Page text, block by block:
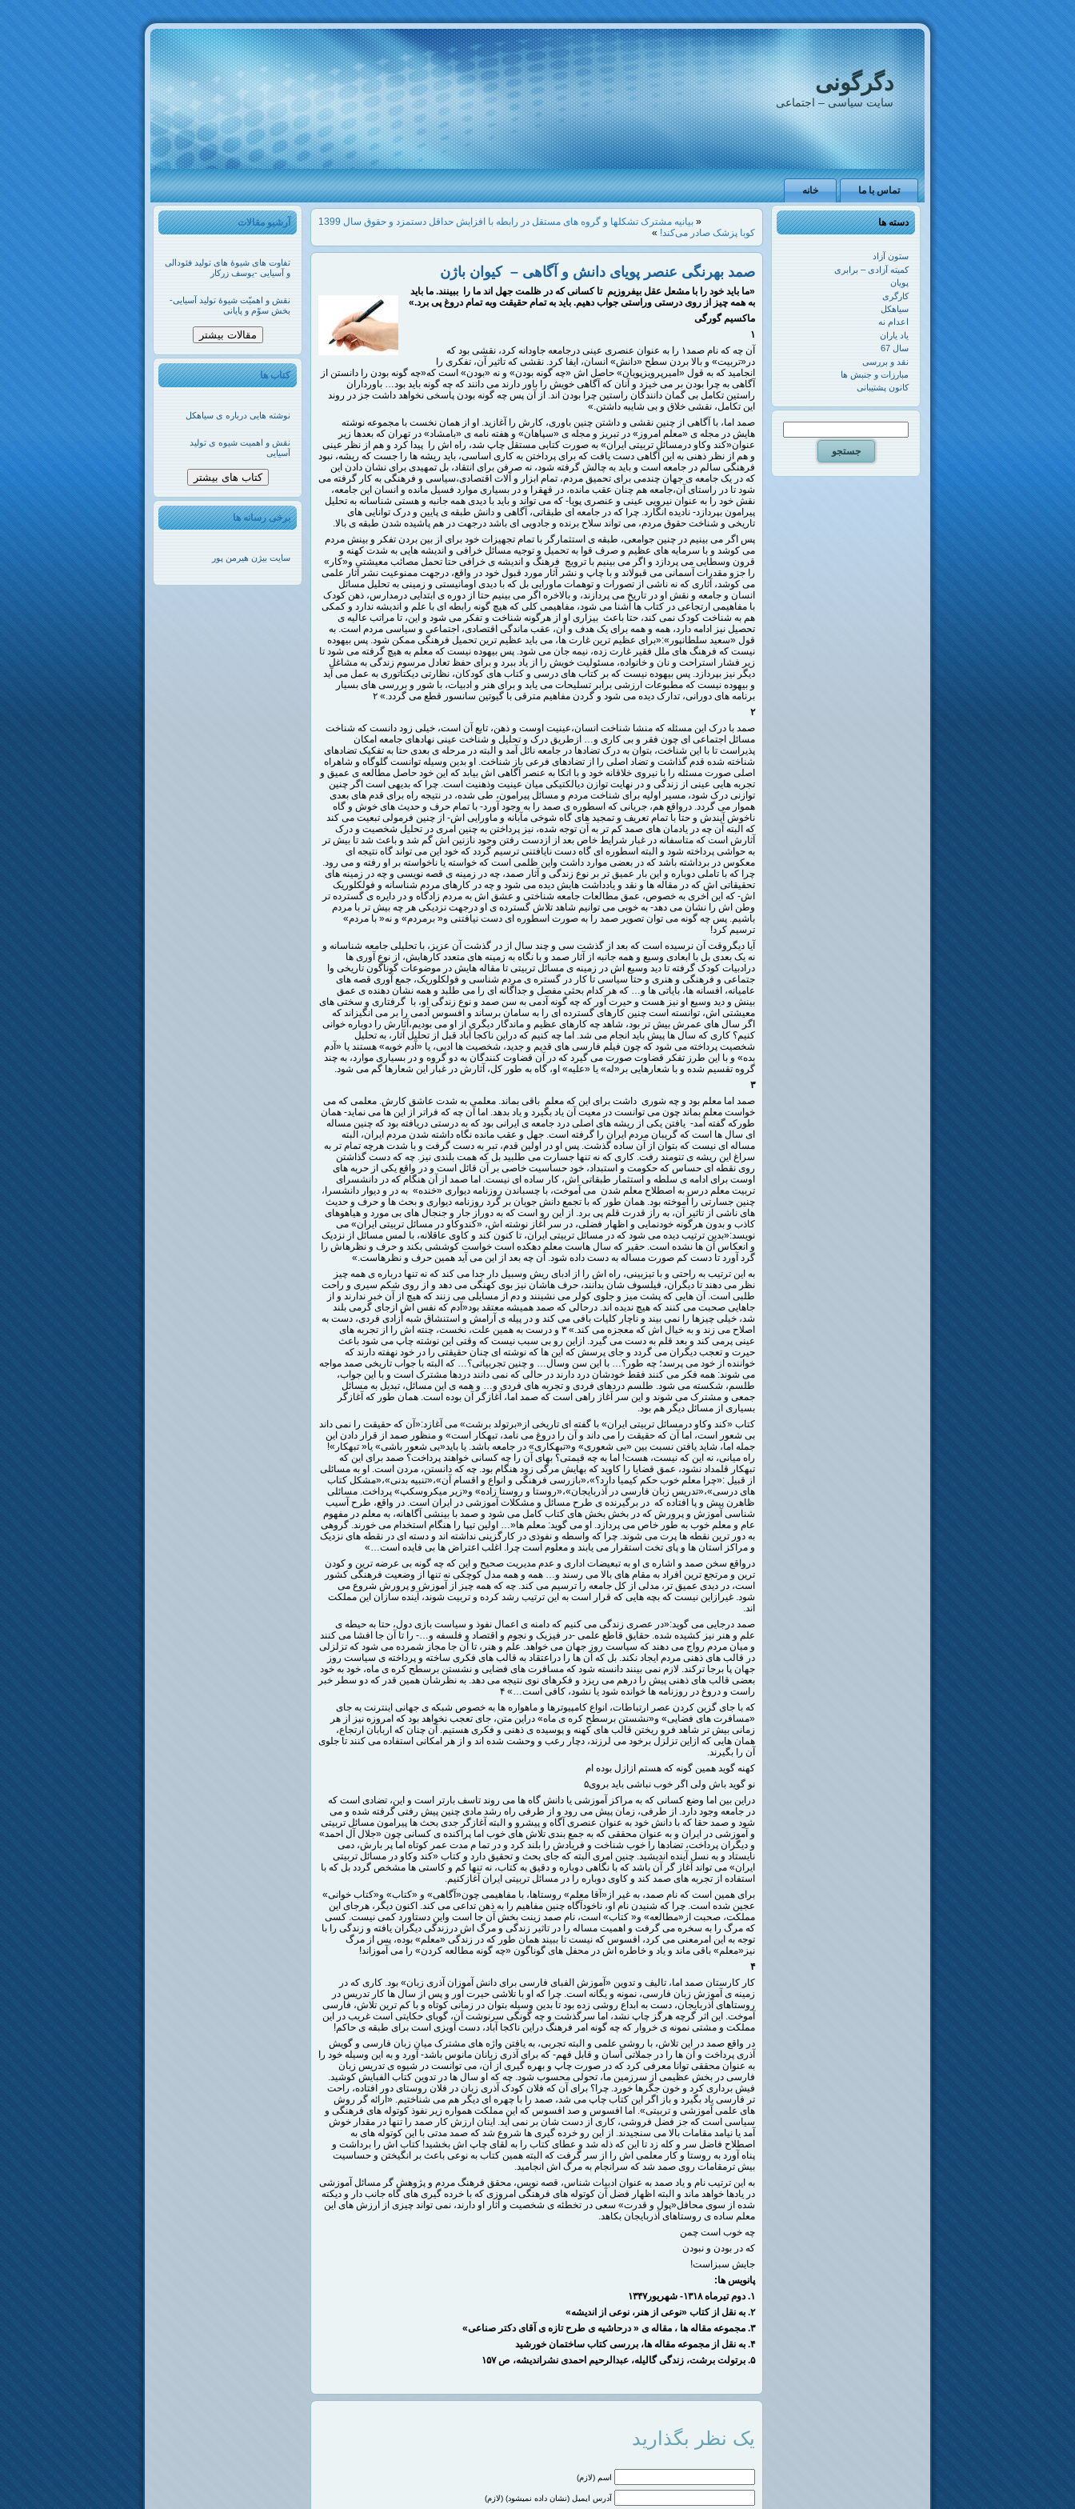
دگرگونی
سایت سیاسی – اجتماعی
خانه تماس با ما
آرشیو مقالات
تفاوت های شیوۀ های تولید فئودالی
و آسیایی -یوسف زرکار
نقش و اهمیّت شیوۀ تولید آسیایی-
بخش سوّم و پایانی
مقالات بیشتر
کتاب ها
نوشته هایی درباره ی سیاهکل
نقش و اهمیت شیوه ی تولید
آسیایی
کتاب های بیشتر
برخی رسانه ها
سایت بیژن هیرمن پور
« بیانیه مشترک تشکلها و گروه های مستقل در رابطه با افزایش حداقل دستمزد و حقوق سال 1399
کوبا پزشک صادر می‌کند! »
صمد بهرنگی عنصر پویای دانش و آگاهی – کیوان باژن
«ما باید خود را با مشعل عقل بیفروزیم تا کسانی که در ظلمت جهل اند ما را ببینند. ما باید
به همه چیز از روی درستی وراستی جواب دهیم. باید به تمام حقیقت وبه تمام دروغ پی برد.»
ماکسیم گورگی
۱
آن چه که نام صمد۱ را به عنوان عنصری عینی درجامعه جاودانه کرد، نقشی بود که
در«تربیت» و بالا بردن سطح «دانش» انسان، ایفا کرد. نقشی که تاثیر آن، تفکری را
انجامید که به قول «امیرپرویزپویان» حاصل اش «چه گونه بودن» و نه «بودن» است که«چه گونه بودن را دانستن از
آگاهی به چرا بودن بر می خیزد و آنان که آگاهی خویش را باور دارند می دانند که چه گونه باید بود… باورداران
راستین تکامل بی گمان دانندگان راستین چرا بودن اند. از آن پس چه گونه بودن پاسخی نخواهد داشت جز در روند
این تکامل، نقشی خلاق و بی شایبه داشتن.»
صمد اما، با آگاهی از چنین نقشی و داشتن چنین باوری، کارش را آغازید. او از همان نخست با مجموعه نوشته
هایش در مجله ی «معلم امروز» در تبریز و مجله ی «سپاهان» و هفته نامه ی «بامشاد» در تهران که بعدها زیر
عنوان«کند وکاو درمسائل تربیتی ایران» به صورت کتابی مستقل چاپ شد، راه اش را پیدا کرد و هم از نظر عینی
و هم از نظر ذهنی به این آگاهی دست یافت که برای پرداختن به کاری اساسی، باید ریشه ها را جست که ریشه، نبود
فرهنگی سالم در جامعه است و باید به چالش گرفته شود، نه صرفن برای انتقاد، بل تمهیدی برای نشان دادن این
که در یک جامعه ی جهان چندمی برای تحمیق مردم، تمام ابزار و آلات اقتصادی،سیاسی و فرهنگی به کار گرفته می
شود تا در راستای آن،جامعه هم چنان عقب مانده، در قهقرا و در بسیاری موارد فسیل مانده و انسان این جامعه،
نقش خود را به عنوان نیرویی عینی و عنصری پویا- که می تواند و باید با دیدی همه جانبه و هستی شناسانه به تحلیل
پیرامون بپردازد- نادیده انگارد. چرا که در جامعه ای طبقاتی، آگاهی و دانش طبقه ی پایین و درک توانایی های
تاریخی و شناخت حقوق مردم، می تواند سلاح برنده و جادویی ای باشد درجهت در هم پاشیده شدن طبقه ی بالا.
پس اگر می بینیم در چنین جوامعی، طبقه ی استثمارگر با تمام تجهیزات خود برای از بین بردن تفکر و بینش مردم
می کوشد و با سرمایه های عظیم و صرف قوا به تحمیل و توجیه مسائل خرافی و اندیشه هایی به شدت کهنه و
قرون وسطایی می پردازد و اگر می بینیم با ترویج فرهنگ و اندیشه ی خرافی حتا تحمل مصائب معیشتی و«کار»
را جزو مقدرات آسمانی می قبولاند و با چاپ و نشر آثار مورد قبول خود در واقع، درجهت ممنوعیت نشر آثار علمی
می کوشد، آثاری که نه ناشی از تصورات و توهمات ماورایی بل که با دیدی اومانیستی و زمینی به تحلیل مسائل
انسان و جامعه و نقش او در تاریخ می پردازند، و بالاخره اگر می بینیم حتا از دوره ی ابتدایی درمدارس، ذهن کودک
با مفاهیمی ارتجاعی در کتاب ها آشنا می شود، مفاهیمی کلی که هیچ گونه رابطه ای با علم و اندیشه ندارد و کمکی
هم به شناخت کودک نمی کند، حتا باعث بیزاری او از هرگونه شناخت و تفکر می شود و این، تا مراتب عالیه ی
تحصیل نیز ادامه دارد، همه و همه برای یک هدف و آن، عقب ماندگی اقتصادی، اجتماعی و سیاسی مردم است. به
قول «سعید سلطانپور»:«برای عظیم ترین غارت ها، می باید عظیم ترین تحمیل فرهنگی ممکن شود. پس بیهوده
نیست که فرهنگ های ملل فقیر غارت زده، نیمه جان می شود. پس بیهوده نیست که معلم به هیچ گرفته می شود تا
زیر فشار استراحت و نان و خانواده، مسئولیت خویش را از یاد ببرد و برای حفظ تعادل مرسوم زندگی به مشاغل
دیگر نیز بپردازد. پس بیهوده نیست که بر کتاب های درسی و کتاب های کودکان، نظارتی دیکتاتوری به عمل می آید
و بیهوده نیست که مطبوعات ارزشی برابر تسلیحات می یابد و برای هنر و ادبیات، با شور و بررسی های بسیار
برنامه های دورانی، تدارک دیده می شود و گردن مفاهیم مترقی با گیوتین سانسور قطع می گردد.» ۲
۲
صمد با درک این مسئله که منشا شناخت انسان،عینیت اوست و ذهن، تابع آن است، خیلی زود دانست که شناخت
مسائل اجتماعی ای چون فقر و بی کاری و… ازطریق درک و تحلیل و شناخت عینی نهادهای جامعه امکان
پذیراست تا با این شناخت، بتوان به درک تضادها در جامعه نائل آمد و البته در مرحله ی بعدی حتا به تفکیک تضادهای
شناخته شده قدم گذاشت و تضاد اصلی را از تضادهای فرعی باز شناخت. او بدین وسیله توانست گلوگاه و شاهراه
اصلی صورت مسئله را با نیروی خلاقانه خود و با اتکا به عنصر آگاهی اش بیابد که این خود حاصل مطالعه ی عمیق و
تجربه هایی عینی از زندگی و در نهایت توازن دیالکتیکی میان عینیت وذهنیت است. چرا که بدیهی است اگر چنین
توازنی درک شود، مسیر اولیه برای شناخت مردم و مسائل پیرامون، طی شده، در نتیجه راه برای قدم های بعدی
هموار می گردد. درواقع هم، جریانی که اسطوره ی صمد را به وجود آورد- با تمام حرف و حدیث های خوش و گاه
ناخوش آیندش و حتا با تمام تعریف و تمجید های گاه شوخی مآبانه و ماورایی اش- از چنین فرمولی تبعیت می کند
که البته آن چه در یادمان های صمد کم تر به آن توجه شده، نیز پرداختن به چنین امری در تحلیل شخصیت و درک
آثارش است که متاسفانه در غبار شرایط خاص بعد از ازدست رفتن وجود نازنین اش گم شد و باعث شد تا بیش تر
به حواشی پرداخته شود و البته اسطوره ای گاه دست نایافتنی ترسیم گردد که خود این می تواند گاه نتیجه ای
معکوس در برداشته باشد که در بعضی موارد داشت واین ظلمی است که خواسته یا ناخواسته بر او رفته و می رود.
چرا که با تاملی دوباره و این بار عمیق تر بر نوع زندگی و آثار صمد، چه در زمینه ی قصه نویسی و چه در زمینه های
تحقیقاتی اش که در مقاله ها و نقد و یادداشت هایش دیده می شود و چه در کارهای مردم شناسانه و فولکلوریک
اش- که این آخری به خصوص، عمق مطالعات جامعه شناختی و عشق اش به مردم زادگاه و در دایره ی گسترده تر
وطن اش را نشان می دهد- به خوبی می توانیم شاهد تلاش گسترده ی او درجهت نزدیکی هر چه بیش تر با مردم
باشیم. پس چه گونه می توان تصویر صمد را به صورت اسطوره ای دست نیافتنی و« برمردم» و نه« با مردم»
ترسیم کرد!
آیا دیگروقت آن نرسیده است که بعد از گذشت سی و چند سال از در گذشت آن عزیز، با تحلیلی جامعه شناسانه و
نه یک بعدی بل با ابعادی وسیع و همه جانبه از آثار صمد و با نگاه به زمینه های متعدد کارهایش، از نوع آوری ها
درادبیات کودک گرفته تا دید وسیع اش در زمینه ی مسائل تربیتی تا مقاله هایش در موضوعات گوناگون تاریخی وا
جتماعی و فرهنگی و هنری و حتا سیاسی تا کار در گستره ی مردم شناسی و فولکلوریک، جمع آوری قصه های
عامیانه، افسانه ها، بایاتی ها و… که هر کدام بحثی مفصل و جداگانه ای را می طلبد و همه نشان دهنده ی عمق
بینش و دید وسیع او نیز هست و حیرت آور که چه گونه آدمی به سن صمد و نوع زندگی او، با گرفتاری و سختی های
معیشتی اش، توانسته است چنین کارهای گسترده ای را به سامان برساند و افسوس آدمی را بر می انگیزاند که
اگر سال های عمرش بیش تر بود، شاهد چه کارهای عظیم و ماندگار دیگری از او می بودیم،آثارش را دوباره خوانی
کنیم؟ کاری که سال ها پیش باید انجام می شد. اما چه کنیم که دراین ناکجا آباد قبل از تحلیل آثار، به تحلیل
شخصیت پرداخته می شود که چون فیلم فارسی های قدیم و جدید، شخصیت ها ادبی، یا «آدم خوبه» هستند یا «آدم
بده» و با این طرز تفکر قضاوت صورت می گیرد که در آن قضاوت کنندگان به دو گروه و در بسیاری موارد، به چند
گروه تقسیم شده و با شعارهایی بر«له» یا «علیه» او، گاه به طور کل، آثارش در غبار این شعارها گم می شود.
۳
صمد اما معلم بود و چه شوری داشت برای این که معلم باقی بماند. معلمی به شدت عاشق کارش. معلمی که می
خواست معلم بماند چون می توانست در معیت آن یاد بگیرد و یاد بدهد. اما آن چه که فراتر از این ها می نماید- همان
طورکه گفته آمد- یافتن یکی از ریشه های اصلی درد جامعه ی ایرانی بود که به درستی دریافته بود که چنین مساله
ای سال ها است که گریبان مردم ایران را گرفته است. جهل و عقب مانده نگاه داشته شدن مردم ایران، البته
مساله ای نیست که بتوان از آن ساده گذشت. پس او در اولین قدم، تبر به دست گرفت و با شدت هرچه تمام تر به
سراغ این ریشه ی تنومند رفت. کاری که نه تنها جسارت می طلبید بل که همت بلندی نیز. چه که دست گذاشتن
روی نقطه ای حساس که حکومت و استبداد، خود حساسیت خاصی بر آن قائل است و در واقع یکی از حربه های
اوست برای ادامه ی سلطه و استثمار طبقاتی اش، کار ساده ای نیست. اما صمد از آن هنگام که در دانشسرای
تربیت معلم درس به اصطلاح معلم شدن می آموخت، با چسباندن روزنامه دیواری «خنده» به در و دیوار دانشسرا،
چنین جسارتی را آموخته بود. همان طور که با تجمع دانش جویان بر گرد روزنامه دیواری و بحث ها و حرف و حدیث
های ناشی از تاثیر آن، به راز قدرت قلم پی برد. از این رو است که به دوراز جار و جنجال های بی مورد و هیاهوهای
کاذب و بدون هرگونه خودنمایی و اظهار فضلی، در سر آغاز نوشته اش، «کندوکاو در مسائل تربیتی ایران» می
نویسد:«بدین ترتیب دیده می شود که در مسائل تربیتی ایران، تا کنون کند و کاوی عاقلانه، با لمس مسائل از نزدیک
و انعکاس آن ها نشده است. حقیر که سال هاست معلم دهکده است خواست کوششی بکند و حرف و نظرهاش را
گرد آورد تا دست کم صورت مساله به دست داده شود. آن چه بعد از این می آید همین حرف و نظرهاست.»
به این ترتیب به راحتی و با تیزبینی، راه اش را از ادبای ریش وسبیل دار جدا می کند که نه تنها درباره ی همه چیز
نظر می دهند تا دیگران، فیلسوف شان بدانند، حرف هاشان نیز بوی کهنگی می دهد و از روی شکم سیری و راحت
طلبی است. آن هایی که پشت میز و جلوی کولر می نشینند و دم از مسایلی می زنند که هیچ از آن خبر ندارند و از
جاهایی صحبت می کنند که هیچ ندیده اند. درحالی که صمد همیشه معتقد بود«آدم که نفس اش ازجای گرمی بلند
شد، خیلی چیزها را نمی بیند و ناچار کلیات بافی می کند و در پیله ی آرامش و استنشاق شبه آزادی فردی، دست به
اصلاح می زند و به خیال اش که معجزه می کند.» ۳ و درست به همین علت، نخست، چنته اش را از تجربه های
عینی پرمی کند و بعد قلم به دست می گیرد. ازاین رو بی سبب نیست که وقتی این نوشته چاپ می شود باعث
حیرت و تعجب دیگران می گردد و جای پرسش که این ها که نوشته ای چنان حقیقتی را در خود نهفته دارند که
خواننده از خود می پرسد؛ چه طور؟… با این سن وسال… و چنین تجربیاتی؟… که البته با جواب تاریخی صمد مواجه
می شوند: همه فکر می کنند فقط خودشان درد دارند در حالی که نمی دانند دردها مشترک است و با این جواب،
طلسم، شکسته می شود. طلسم دردهای فردی و تجربه های فردی و… و همه ی این مسائل، تبدیل به مسائل
جمعی و مشترک می شوند و این سر آغاز راهی است که صمد اما، آغازگر آن بوده است. همان طور که آغازگر
بسیاری از مسائل دیگر هم بود.
کتاب «کند وکاو درمسائل تربیتی ایران» با گفته ای تاریخی از«برتولد برشت» می آغازد:«آن که حقیقت را نمی داند
بی شعور است، اما آن که حقیقت را می داند و آن را دروغ می نامد، تبهکار است» و منظور صمد از قرار دادن این
جمله اما، شاید یافتن نسبت بین «بی شعوری» و«تبهکاری» در جامعه باشد. یا باید«بی شعور باشی» یا« تبهکار»!
راه میانی، نه این که نیست، هست! اما به چه قیمتی؟ بهای آن را چه کسانی خواهند پرداخت؟ صمد برای این که
تبهکار قلمداد نشود، عمق قضایا را کاوید که بهایش مرگی زود هنگام بود. چه که دانستن، مردن است. او به مسائلی
از قبیل :«چرا معلم خوب حکم کیمیا دارد؟»،«بازرسی فرهنگی و انواع و اقسام آن»،«تنبیه بدنی»،«مشکل کتاب
های درسی»،«تدریس زبان فارسی در آذربایجان»،«روستا و روستا زاده» و«زیر میکروسکپ» پرداخت. مسائلی
ظاهرن پیش و پا افتاده که در برگیرنده ی طرح مسائل و مشکلات آموزشی در ایران است. در واقع، طرح آسیب
شناسی آموزش و پرورش که در بخش بخش های کتاب کامل می شود و صمد با بینشی آگاهانه، به معلم در مفهوم
عام و معلم خوب به طور خاص می پردازد. او می گوید: معلم ها«… اولین تیپا را هنگام استخدام می خورند. گروهی
به دور ترین نقطه ها پرت می شوند. چرا که واسطه و نفوذی در کارگزینی نداشته اند و دسته ای در نقطه های نزدیک
و مراکز استان ها و پای تخت استقرار می یابند و معلوم است چرا. اغلب اعتراض ها بی فایده است…»
درواقع سخن صمد و اشاره ی او به تبعیضات اداری و عدم مدیریت صحیح و این که چه گونه بی عرضه ترین و کودن
ترین و مرتجع ترین افراد به مقام های بالا می رسند و… همه و همه مدل کوچکی نه تنها از وضعیت فرهنگی کشور
است، در دیدی عمیق تر، مدلی از کل جامعه را ترسیم می کند. چه که همه چیز از آموزش و پرورش شروع می
شود. غیرازاین نیست که بچه هایی که قرار است به این ترتیب رشد کرده و تربیت شوند، آینده سازان این مملکت
اند.
صمد درجایی می گوید:«در عصری زندگی می کنیم که دامنه ی اعمال نفوذ و سیاست بازی دول، حتا به حیطه ی
علم و هنر نیز کشیده شده. حقایق قاطع علمی -در فیزیک و نجوم و اقتصاد و فلسفه و…- را تا آن جا افشا می کنند
و میان مردم رواج می دهند که سیاست روز جهان می خواهد. علم و هنر، تا آن جا مجاز شمرده می شود که تزلزلی
در قالب های ذهنی مردم ایجاد نکند. بل که آن ها را دراعتقاد به قالب های فکری ساخته و پرداخته ی سیاست روز
جهان پا برجا ترکند. لازم نمی بینند دانسته شود که مسافرت های فضایی و نشستن برسطح کره ی ماه، خود به خود
بعضی قالب های ذهنی پیش را درهم می ریزد و فکرهای نوی نتیجه می دهد. به نظرشان همین قدر که دو سطر خبر
راست و دروغ در روزنامه ها خوانده شود یا نشود، کافی است…» ۴
که با جای گزین کردن عصر ارتباطات، انواع کامپیوترها و ماهواره ها به خصوص شبکه ی جهانی اینترنت به جای
«مسافرت های فضایی» و«نشستن برسطح کره ی ماه» دراین متن، جای تعجب نخواهد بود که امروزه نیز از هر
زمانی بیش تر شاهد فرو ریختن قالب های کهنه و پوسیده ی ذهنی و فکری هستیم. آن چنان که اربابان ارتجاع،
همان هایی که ازاین تزلزل برخود می لرزند، دچار رعب و وحشت شده اند و از هر امکانی استفاده می کنند تا جلوی
آن را بگیرند.
کهنه گوید همین گونه که هستم ازازل بوده ام
نو گوید باش ولی اگر خوب نباشی باید بروی۵
دراین بین اما وضع کسانی که به مراکز آموزشی یا دانش گاه ها می روند تاسف بارتر است و این، تضادی است که
در جامعه وجود دارد. از طرفی، زمان پیش می رود و از طرفی راه رشد مادی چنین پیش رفتی گرفته شده و می
شود و صمد حقا که با دانش خود به عنوان عنصری آگاه و پیشرو و البته آغازگر جدی بحث ها پیرامون مسائل تربیتی
و آموزشی در ایران و به عنوان محققی که به جمع بندی تلاش های خوب اما پراکنده ی کسانی چون «جلال آل احمد»
و دیگران پرداخت، تضادها را خوب شناخت و فریادش را بلند کرد و در تما م مدت عمر کوتاه اما پر بارش، دمی
نایستاد و به نسل آینده اندیشید. چنین امری البته که جای بحث و تحقیق دارد و کتاب «کند وکاو در مسائل تربیتی
ایران» می تواند آغاز گر آن باشد که با نگاهی دوباره و دقیق به کتاب، نه تنها کم و کاستی ها مشخص گردد بل که با
استفاده از تجربه های صمد کند و کاوی دوباره را در مسائل تربیتی ایران آغازکنیم.
برای همین است که نام صمد، به غیر از«آقا معلم» روستاها، با مفاهیمی چون«آگاهی» و «کتاب» و«کتاب خوانی»
عجین شده است. چرا که شنیدن نام او، ناخودآگاه چنین مفاهیم را به ذهن تداعی می کند. اکنون دیگر، هرجای این
مملکت، صحبت از«مطالعه» و« کتاب» است، نام صمد زینت بخش آن جا است واین دستاورد کمی نیست. کسی
که مرگ را به سخره می گرفت و اهمیت مساله را در تاثیر زندگی و مرگ اش درزندگی دیگران یافته و زندگی را با
توجه به این امرمعنی می کرد، افسوس که نیست تا ببیند همان طور که در زندگی «معلم» بوده، پس از مرگ
نیز«معلم» باقی ماند و یاد و خاطره اش در محفل های گوناگون «چه گونه مطالعه کردن» را می آموزاند!
۴
کار کارستان صمد اما، تالیف و تدوین «آموزش الفبای فارسی برای دانش آموزان آذری زبان» بود. کاری که در
زمینه ی آموزش زبان فارسی، نمونه و یگانه است. چرا که او با تلاشی حیرت آور و پس از سال ها کار تدریس در
روستاهای آذربایجان، دست به ابداع روشی زده بود تا بدین وسیله بتوان در زمانی کوتاه و با کم ترین تلاش، فارسی
آموخت. این اثر گرچه هرگز چاپ نشد، اما سرگذشت و چه گونگی سرنوشت آن، گویای حکایتی است غریب در این
مملکت و مشتی نمونه ی خروار که چه گونه امر فرهنگ دراین ناکجا آباد، دست آویزی است برای طبقه ی حاکم!
در واقع صمد در این تلاش، با روشی علمی و البته تجربی، به یافتن واژه های مشترک میان زبان فارسی و گویش
آذری پرداخت و آن ها را در جملاتی آسان و قابل فهم- که برای آذری زبانان مانوس باشد- آورد و به این وسیله خود را
به عنوان محققی توانا معرفی کرد که در صورت چاپ و بهره گیری از آن، می توانست در شیوه ی تدریس زبان
فارسی در بخش عظیمی از سرزمین ما، تحولی محسوب شود. چه که او سال ها در تدوین کتاب الفبایش کوشید.
فیش برداری کرد و خون جگرها خورد. چرا؟ برای آن که فلان کودک آذری زبان در فلان روستای دور افتاده، راحت
تر فارسی یاد بگیرد و باز اگر این کتاب چاپ می شد، صمد را با چهره ای دیگر هم می شناختیم. «ارائه گر روش
های علمی آموزشی و تربیتی». اما افسوس و صد افسوس که این مملکت همواره زیر نفوذ کوتوله های فرهنگی و
سیاسی است که جز فضل فروشی، کاری از دست شان بر نمی آید. اینان ارزش کار صمد را تنها در مقدار خوش
آمد یا نیامد مقامات بالا می سنجیدند. از این رو خرده گیری ها شروع شد که صمد مدتی با این کوتوله های به
اصطلاح فاضل سر و کله زد تا این که ذله شد و عطای کتاب را به لقای چاپ اش بخشید! کتاب اش را برداشت و
پناه آورد به روستا و کار معلمی اش را از سر گرفت که البته همین کتاب به نوعی باعث بر انگیختن و حساسیت
بیش ترمقامات روی صمد شد که سرانجام به مرگ اش انجامید.
به این ترتیب نام و یاد صمد به عنوان ادبیات شناس، قصه نویس، محقق فرهنگ مردم و پژوهش گر مسائل آموزشی
در یادها خواهد ماند و البته اظهار فضل آن کوتوله های فرهنگی امروزی که با خرده گیری های گاه جانب دار و دیکته
شده از سوی محافل«پول و قدرت» سعی در تخطئه ی شخصیت و آثار او دارند، نمی تواند چیزی از ارزش های این
معلم ساده ی روستاهای آذربایجان بکاهد.
چه خوب است چمن
که در بودن و نبودن
جایش سبزاست!
پانویس ها:
۱.دوم تیرماه ۱۳۱۸- شهریور۱۳۴۷
۲. به نقل از کتاب «نوعی از هنر، نوعی از اندیشه»
۳. مجموعه مقاله ها ، مقاله ی « درحاشیه ی طرح تازه ی آقای دکتر صناعی»
۴. به نقل از مجموعه مقاله ها، بررسی کتاب ساختمان خورشید
۵. برتولت برشت، زندگی گالیله، عبدالرحیم احمدی نشراندیشه، ص۱۵۷
یک نظر بگذارید
اسم (لازم)
آدرس ایمیل (نشان داده نمیشود) (لازم)
دسته ها
ستون آزاد
کمیته آزادی – برابری
پویان
کارگری
سیاهکل
اعدام نه
یاد یاران
سال 67
نقد و بررسی
مبارزات و جنبش ها
کانون پشتیبانی